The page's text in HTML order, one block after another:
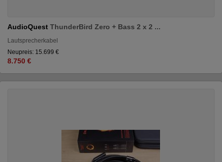
AudioQuest ThunderBird Zero + Bass 2 x 2 ...
Lautsprecherkabel
Neupreis: 15.699 €
8.750 €